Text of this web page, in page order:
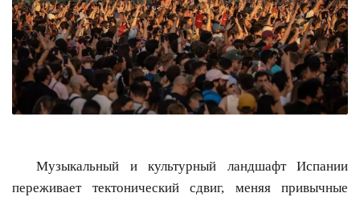
Музыкальный и культурный ландшафт Испании
переживает тектонический сдвиг, меняя привычные